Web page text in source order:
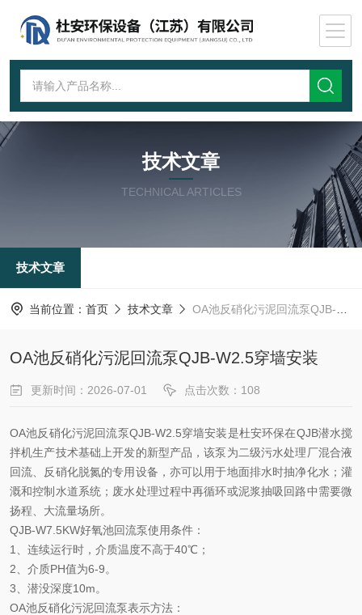
技术文章
TECHNICAL ARTICLES
技术文章
当前位置： 首页 技术文章 OA池反硝化污泥回流泵QJB-W2.5穿墙安装
OA池反硝化污泥回流泵QJB-W2.5穿墙安装
更新时间：2026-07-01 点击次数：108
OA池反硝化污泥回流泵QJB-W2.5穿墙安装是杜安环保在QJB潜水搅
拌机生产技术基础上开发的新型产品，该泵为二级污水处理厂混合液
回流、反硝化脱氮的专用设备，亦可以用于地面排水时抽净化水；灌
溉和控制水道系统；废水处理过程中再循环或泥浆抽吸回路中需要微
扬程、大流量场所。
QJB-W7.5KW好氧池回流泵使用条件：
1、连续运行时，介质温度不高于40℃；
2、介质PH值为6-9。
3、潜没深度10m。
OA池反硝化污泥回流泵表示方法：